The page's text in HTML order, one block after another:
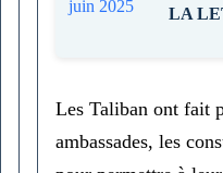
LA
Les Taliban ont fait
ambassades, les